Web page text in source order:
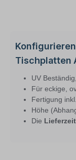
Tischplatten
UV
Für eckige,
Fertigung
Höhe
Die Lieferzeit